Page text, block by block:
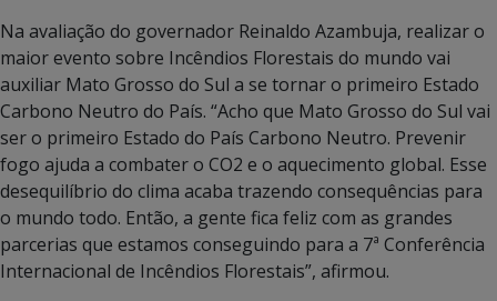
Na avaliação do governador Reinaldo Azambuja, realizar o
maior evento sobre Incêndios Florestais do mundo vai
auxiliar Mato Grosso do Sul a se tornar o primeiro Estado
Carbono Neutro do País. “Acho que Mato Grosso do Sul vai
ser o primeiro Estado do País Carbono Neutro. Prevenir
fogo ajuda a combater o CO2 e o aquecimento global. Esse
desequilíbrio do clima acaba trazendo consequências para
o mundo todo. Então, a gente fica feliz com as grandes
parcerias que estamos conseguindo para a 7ª Conferência
Internacional de Incêndios Florestais”, afirmou.